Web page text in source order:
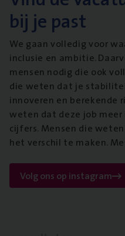
bij je past
We gaan volledig voor
inclusie en ambitie.
mensen nodig die ook
die weten dat je
innoveren en berekende
weten dat deze job
cijfers. Mensen die
het verschil te maken.
Volg ons op instagram